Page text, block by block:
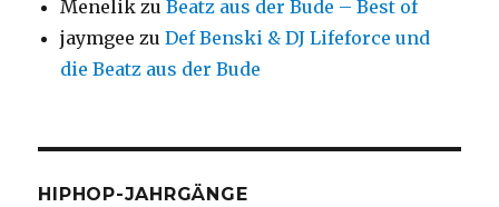
Menelik zuBeatz aus der Bude – Best of
jaymgee zuDef Benski & DJ Lifeforce und
die Beatz aus der Bude
HIPHOP-JAHRGÄNGE